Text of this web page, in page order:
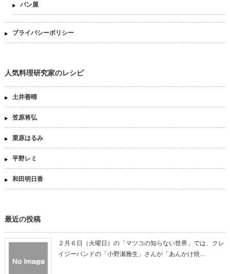
パン屋
プライバシーポリシー
人気料理研究家のレシピ
土井善晴
笠原将弘
栗原はるみ
平野レミ
和田明日香
最近の投稿
２月６日（火曜日）の「マツコの知らない世界」では、クレ
イジーバンドの「小野瀬雅生」さんが「あんかけ焼…